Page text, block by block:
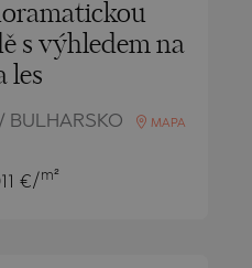
s výhledem na
les
BULHARSKO MAPA
€/ m²